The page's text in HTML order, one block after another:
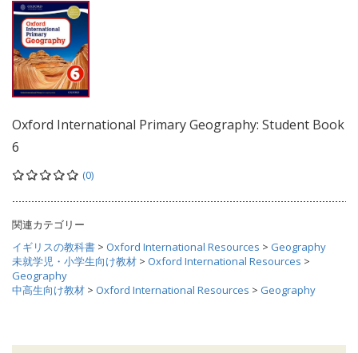
Oxford International Primary Geography: Student Book
6
(0)
関連カテゴリー
イギリスの教科書 > Oxford International Resources > Geography
未就学児・小学生向け教材 > Oxford International Resources >
Geography
中高生向け教材 > Oxford International Resources > Geography